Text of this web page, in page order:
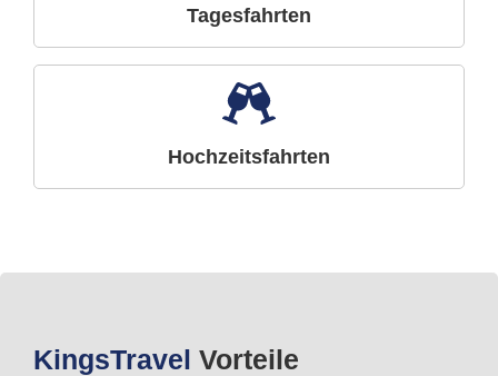
Tagesfahrten
Hochzeitsfahrten
KingsTravel Vorteile